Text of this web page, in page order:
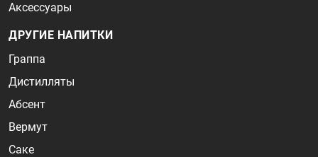
Аксессуары
ДРУГИЕ НАПИТКИ
Граппа
Дистилляты
Абсент
Вермут
Саке